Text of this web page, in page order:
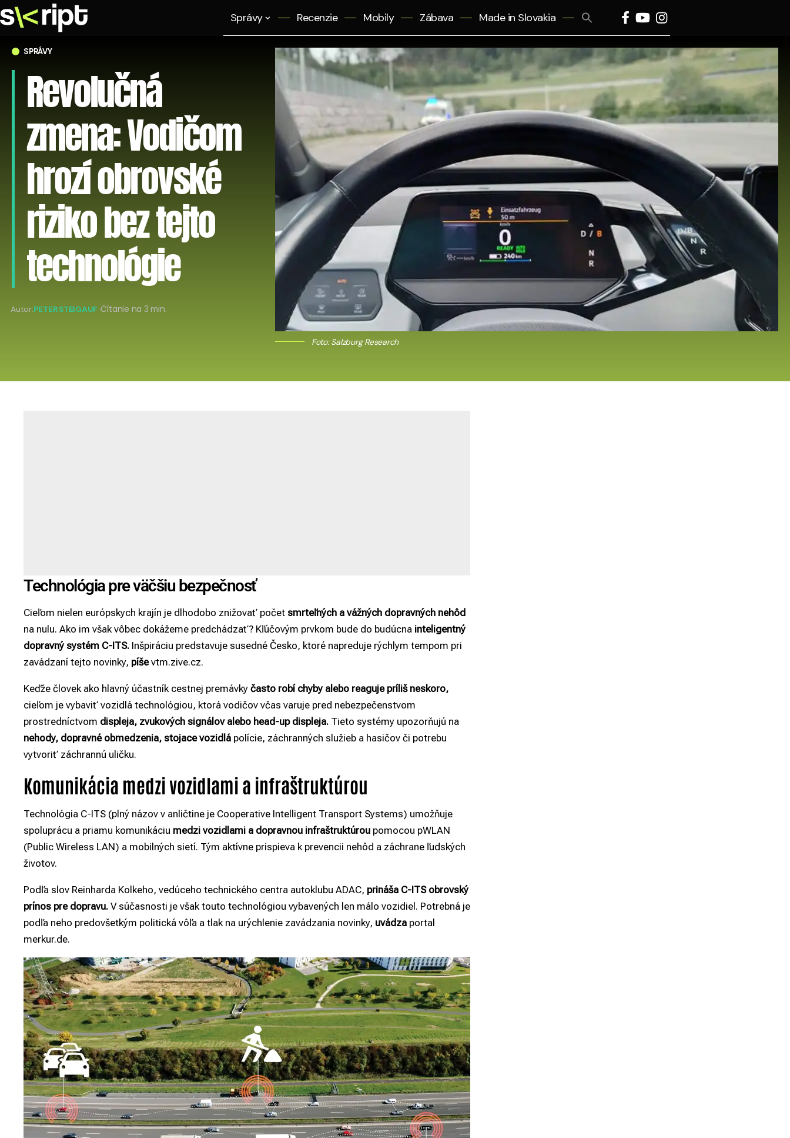
Správy Recenzie Mobily Zábava Made in Slovakia
Search
SPRÁVY
Revolučná
zmena: Vodičom
hrozí obrovské
riziko bez tejto
technológie
Autor:PETER STEIGAUF Čítanie na 3 min.
Foto: Salzburg Research
Technológia pre väčšiu bezpečnosť
Cieľom nielen európskych krajín je dlhodobo znižovať počet smrteľných a vážných dopravných nehôd
na nulu. Ako im však vôbec dokážeme predchádzať? Kľúčovým prvkom bude do budúcna inteligentný
dopravný systém C-ITS. Inšpiráciu predstavuje susedné Česko, ktoré napreduje rýchlym tempom pri
zavádzaní tejto novinky, píševtm.zive.cz.
Keďže človek ako hlavný účastník cestnej premávky často robí chyby alebo reaguje príliš neskoro,
cieľom je vybaviť vozidlá technológiou, ktorá vodičov včas varuje pred nebezpečenstvom
prostredníctvom displeja, zvukových signálov alebo head-up displeja. Tieto systémy upozorňujú na
nehody, dopravné obmedzenia, stojace vozidlá polície, záchranných služieb a hasičov či potrebu
vytvoriť záchrannú uličku.
Komunikácia medzi vozidlami a infraštruktúrou
Technológia C-ITS (plný názov v anličtine je Cooperative Intelligent Transport Systems) umožňuje
spoluprácu a priamu komunikáciu medzi vozidlami a dopravnou infraštruktúrou pomocou pWLAN
(Public Wireless LAN) a mobilných sietí. Tým aktívne prispieva k prevencii nehôd a záchrane ľudských
životov.
Podľa slov Reinharda Kolkeho, vedúceho technického centra autoklubu ADAC, prináša C-ITS obrovský
prínos pre dopravu. V súčasnosti je však touto technológiou vybavených len málo vozidiel. Potrebná je
podľa neho predovšetkým politická vôľa a tlak na urýchlenie zavádzania novinky, uvádza portal
merkur.de.